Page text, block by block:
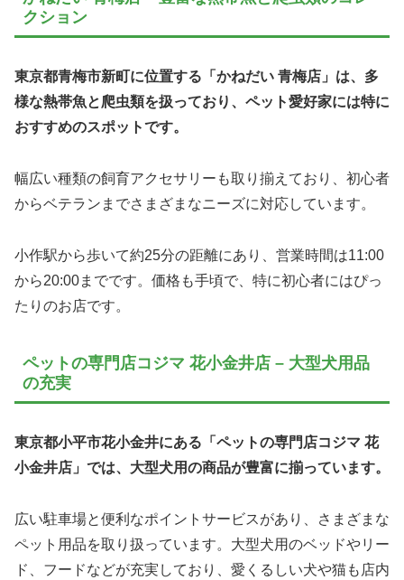
クション
東京都青梅市新町に位置する「かねだい 青梅店」は、多
様な熱帯魚と爬虫類を扱っており、ペット愛好家には特に
おすすめのスポットです。
幅広い種類の飼育アクセサリーも取り揃えており、初心者
からベテランまでさまざまなニーズに対応しています。
小作駅から歩いて約25分の距離にあり、営業時間は11:00
から20:00までです。価格も手頃で、特に初心者にはぴっ
たりのお店です。
ペットの専門店コジマ 花小金井店 – 大型犬用品
の充実
東京都小平市花小金井にある「ペットの専門店コジマ 花
小金井店」では、大型犬用の商品が豊富に揃っています。
広い駐車場と便利なポイントサービスがあり、さまざまな
ペット用品を取り扱っています。大型犬用のベッドやリー
ド、フードなどが充実しており、愛くるしい犬や猫も店内